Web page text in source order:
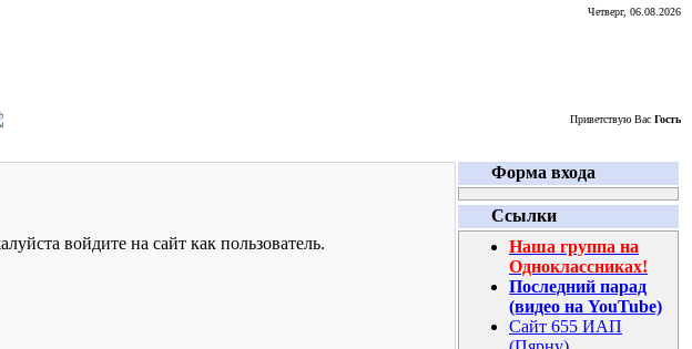
Четверг, 06.08.2026
Приветствую Вас Гость
войдите на сайт как пользователь.
Форма входа
Ссылки
Наша группа на
Одноклассниках!
Последний парад
(видео на YouTube)
Сайт 655 ИАП